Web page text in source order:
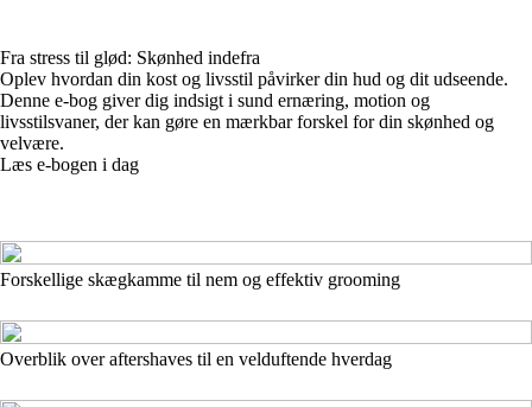
Fra stress til glød: Skønhed indefra
Oplev hvordan din kost og livsstil påvirker din hud og dit udseende.
Denne e-bog giver dig indsigt i sund ernæring, motion og
livsstilsvaner, der kan gøre en mærkbar forskel for din skønhed og
velvære.
Læs e-bogen i dag
Forskellige skægkamme til nem og effektiv grooming
Overblik over aftershaves til en velduftende hverdag